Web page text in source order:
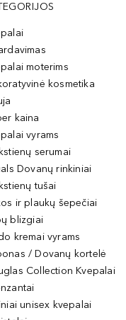
moterims
kosmetika
kaina
vyrams
serumai
Dovanų rinkiniai
tušai
ir plaukų šepečiai
blizgiai
kremai vyrams
/ Dovanų kortelė
Collection Kvepalai
unisex kvepalai